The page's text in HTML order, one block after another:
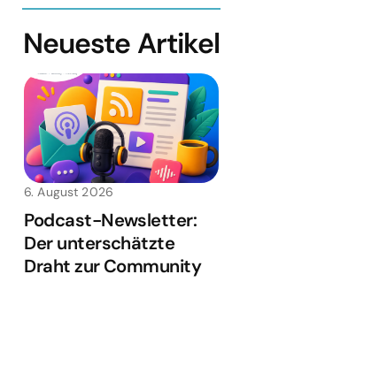
Neueste Artikel
Podcast-Newsletter:
Der unterschätzte
Draht zur Community
6. August 2026